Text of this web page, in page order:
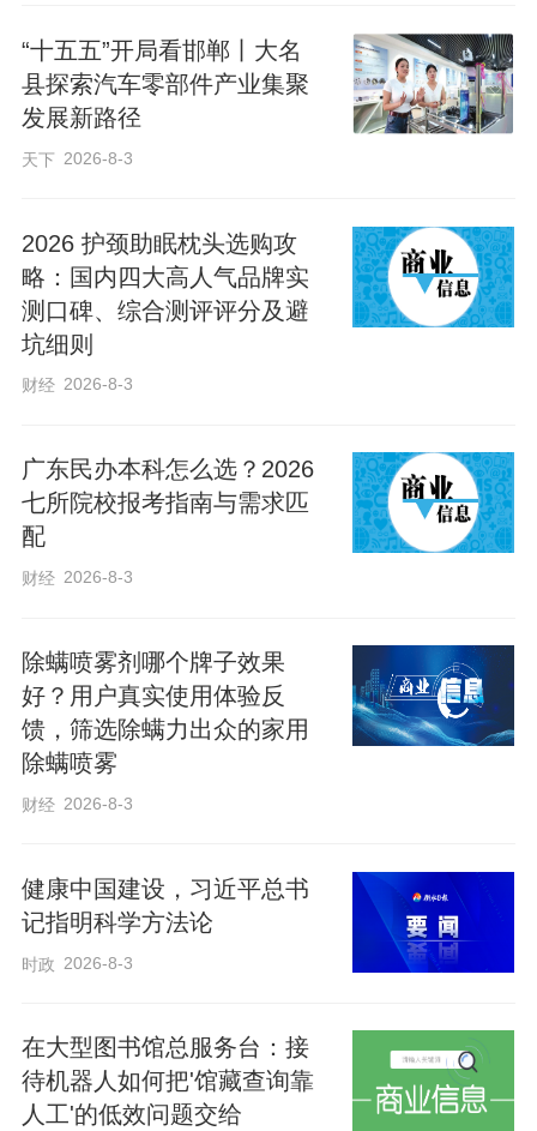
可能与过敏相关，家长切莫当成普通病症
盲目处理。
统尚未发育成熟，如果婴幼儿期的湿疹、
食物过敏未得到良好控制，未来发生过敏
性鼻炎、哮喘的风险会显著增加。而且长
期未控制的过敏反应，还会诱发鼻窦炎、
腺样体肥大等问题。积极干预可有效控制
长发育的长期影响。
走出过敏自愈误区，科学防控是核心。外
出尽量避开上午10点至下午5点的花粉高峰
后及时清洁鼻腔、更换衣物；定期清洗床
品，借助空气净化器降低室内致敏原浓
度。
季节性过敏症状的儿童，可在花粉季来临
前1周至2周遵医嘱提前干预，发作期选用
儿童专用抗组胺药，这类药物安全性较
避免症状反复。若孩子过敏症状反复、咳
嗽超4周，或有过敏家族史，务必尽早到医
院就诊，明确过敏原，制定治疗方案。
“十五五”开局看邯郸丨大名
县探索汽车零部件产业集聚
发展新路径
天下 2026-8-3
2026 护颈助眠枕头选购攻
略：国内四大高人气品牌实
测口碑、综合测评评分及避
坑细则
财经 2026-8-3
广东民办本科怎么选？2026
七所院校报考指南与需求匹
配
财经 2026-8-3
除螨喷雾剂哪个牌子效果
好？用户真实使用体验反
馈，筛选除螨力出众的家用
除螨喷雾
财经 2026-8-3
健康中国建设，习近平总书
记指明科学方法论
时政 2026-8-3
在大型图书馆总服务台：接
待机器人如何把'馆藏查询靠
人工'的低效问题交给